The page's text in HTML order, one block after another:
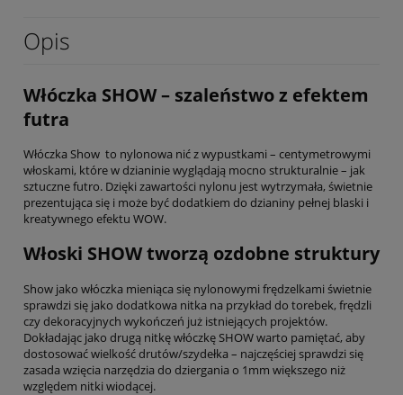
Opis
Włóczka SHOW – szaleństwo z efektem
futra
Włóczka Show to nylonowa nić z wypustkami – centymetrowymi
włoskami, które w dzianinie wyglądają mocno strukturalnie – jak
sztuczne futro. Dzięki zawartości nylonu jest wytrzymała, świetnie
prezentująca się i może być dodatkiem do dzianiny pełnej blaski i
kreatywnego efektu WOW.
Włoski SHOW tworzą ozdobne struktury
Show jako włóczka mieniąca się nylonowymi frędzelkami świetnie
sprawdzi się jako dodatkowa nitka na przykład do torebek, frędzli
czy dekoracyjnych wykończeń już istniejących projektów.
Dokładając jako drugą nitkę włóczkę SHOW warto pamiętać, aby
dostosować wielkość drutów/szydełka – najczęściej sprawdzi się
zasada wzięcia narzędzia do dziergania o 1mm większego niż
względem nitki wiodącej.